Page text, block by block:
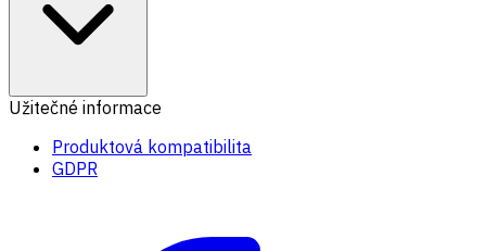
Užitečné informace
Produktová kompatibilita
GDPR